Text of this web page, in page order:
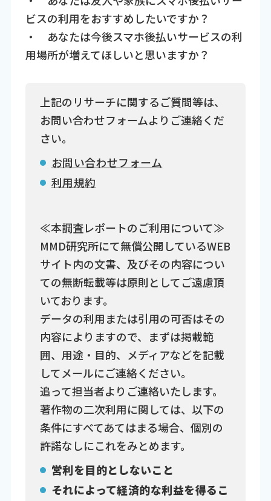
ビスの利用をおすすめしたいですか？
・ あなたは今後スマホ後払いサービスの利
用場所が増えてほしいと思いますか？
上記のリサーチに関するご質問等は、
お問い合わせフォームよりご連絡くだ
さい。
お問い合わせフォーム
利用規約
≪本調査レポートのご利用について≫
MMD研究所にて無償公開しているWEB
サイト内の文書、及びその内容につい
ての無断転載等は原則としてご遠慮頂
いております。
データの利用または引用の可否はその
内容によりますので、まずは掲載範
囲、用途・目的、メディアなどを記載
してメールにご連絡ください。
追って担当者よりご連絡いたします。
著作物の二次利用に関しては、以下の
条件にすべてあてはまる場合、個別の
許諾なしにこれをみとめます。
営利を目的としないこと
それによって経済的な利益を得るこ